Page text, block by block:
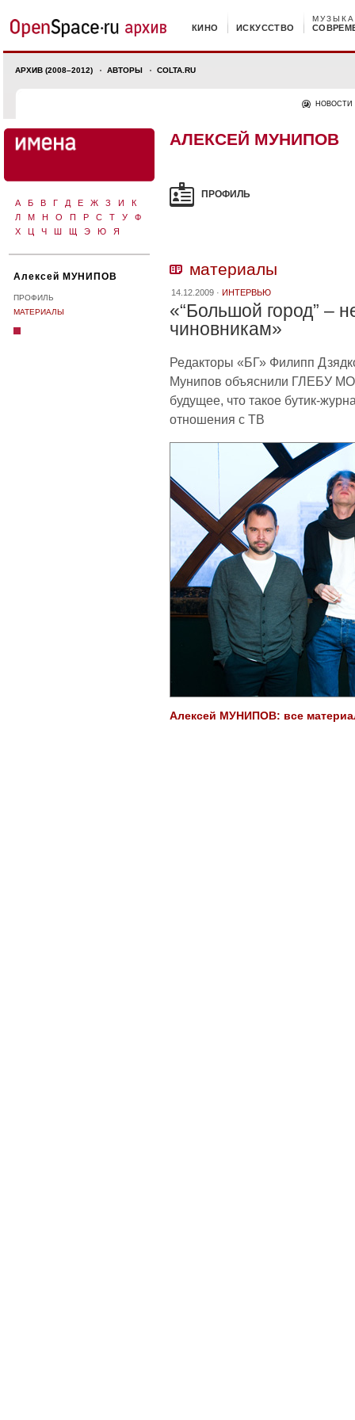
КИНО ИСКУССТВО
МУЗЫКА
АРХИВ (2008–2012) АВТОРЫ COLTA.RU
НОВОСТИ
А Б В Г Д Е Ж З И
К
Л
М Н О П Р С Т У
Ф
Х
Ц Ч Ш Щ Э Ю Я
Алексей МУНИПОВ
ПРОФИЛЬ
МАТЕРИАЛЫ
АЛЕКСЕЙ МУНИПОВ
ПРОФИЛЬ
материалы
14.12.2009 · ИНТЕРВЬЮ
«“Большой город” –
чиновникам»
Редакторы «БГ» Филипп
Мунипов объяснили ГЛЕБУ
будущее, что такое бутик-
отношения с ТВ
Алексей МУНИПОВ: все